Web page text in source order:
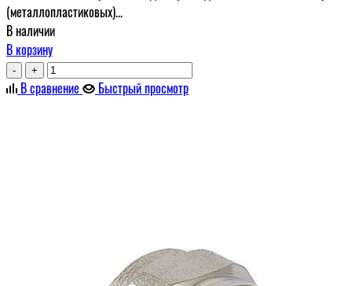
(металлопластиковых)...
В наличии
В корзину
- +
В сравнение Быстрый просмотр